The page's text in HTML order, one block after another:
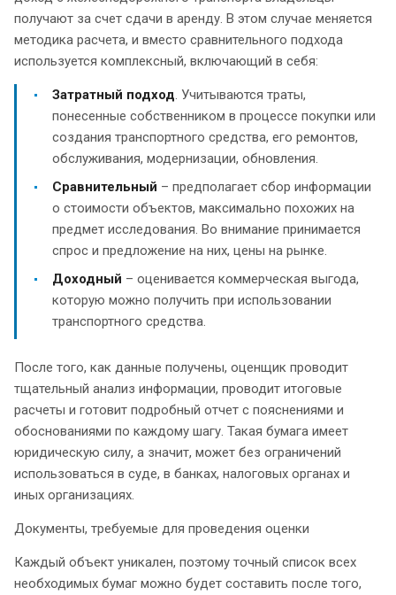
получают за счет сдачи в аренду. В этом случае меняется
методика расчета, и вместо сравнительного подхода
используется комплексный, включающий в себя:
Затратный подход. Учитываются траты,
понесенные собственником в процессе покупки или
создания транспортного средства, его ремонтов,
обслуживания, модернизации, обновления.
Сравнительный – предполагает сбор информации
о стоимости объектов, максимально похожих на
предмет исследования. Во внимание принимается
спрос и предложение на них, цены на рынке.
Доходный – оценивается коммерческая выгода,
которую можно получить при использовании
транспортного средства.
После того, как данные получены, оценщик проводит
тщательный анализ информации, проводит итоговые
расчеты и готовит подробный отчет с пояснениями и
обоснованиями по каждому шагу. Такая бумага имеет
юридическую силу, а значит, может без ограничений
использоваться в суде, в банках, налоговых органах и
иных организациях.
Документы, требуемые для проведения оценки
Каждый объект уникален, поэтому точный список всех
необходимых бумаг можно будет составить после того,